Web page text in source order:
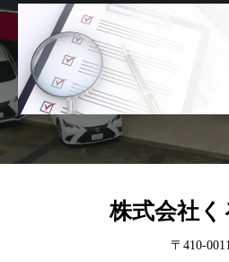
株式会社
〒410-